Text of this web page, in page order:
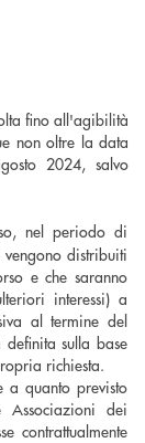
fino all'agibilità
non oltre la data
2024, salvo
nel periodo di
vengono distribuiti
e che saranno
interessi) a
al termine del
sulla base
richiesta.
a quanto previsto
dei
contrattualmente